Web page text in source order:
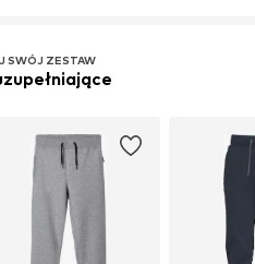
SWÓJ ZESTAW